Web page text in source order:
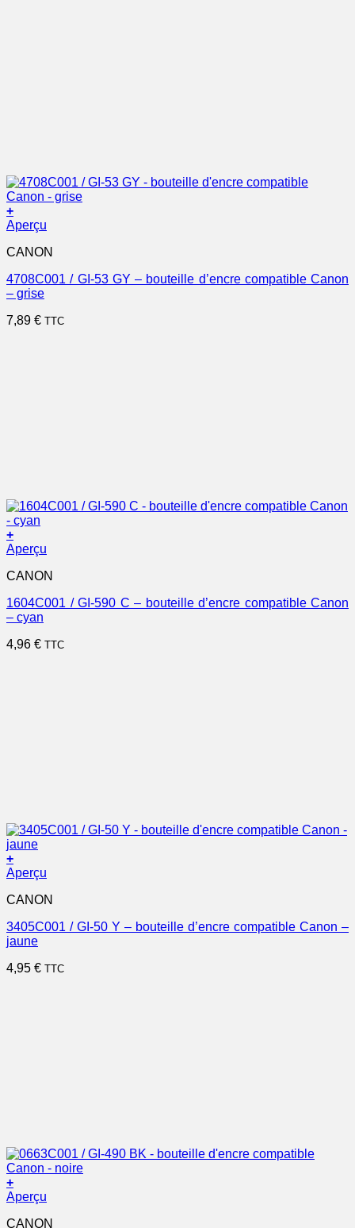
+
Aperçu
CANON
4708C001 / GI-53 GY – bouteille d’encre compatible Canon
– grise
7,89 € TTC
+
Aperçu
CANON
1604C001 / GI-590 C – bouteille d’encre compatible Canon
– cyan
4,96 € TTC
+
Aperçu
CANON
3405C001 / GI-50 Y – bouteille d’encre compatible Canon –
jaune
4,95 € TTC
+
Aperçu
CANON